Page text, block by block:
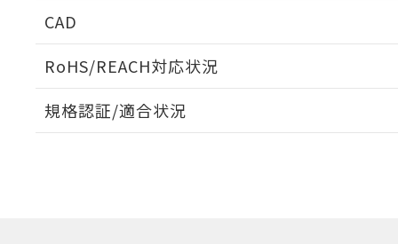
CAD
RoHS/REACH対応状況
EU RoHS 注意事項・凡例
規格認証/適合状況